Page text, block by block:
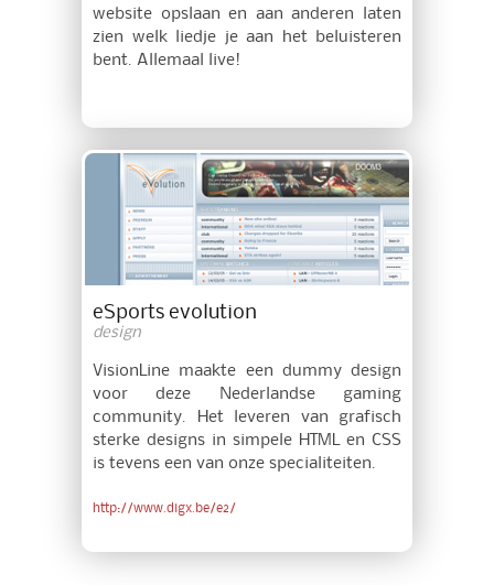
website opslaan en aan anderen laten
zien welk liedje je aan het beluisteren
bent. Allemaal live!
eSports evolution
design
VisionLine maakte een dummy design
voor deze Nederlandse gaming
community. Het leveren van grafisch
sterke designs in simpele HTML en CSS
is tevens een van onze specialiteiten.
http://www.digx.be/e2/